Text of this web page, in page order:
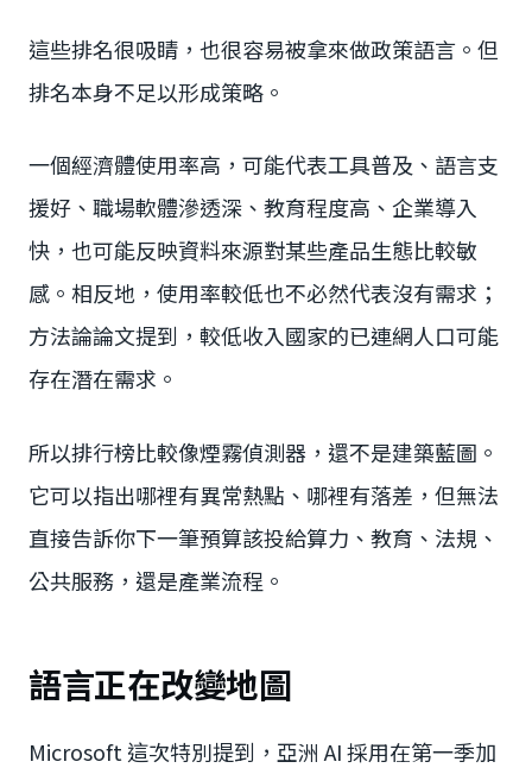
這些排名很吸睛，也很容易被拿來做政策語言。但
排名本身不足以形成策略。
一個經濟體使用率高，可能代表工具普及、語言支
援好、職場軟體滲透深、教育程度高、企業導入
快，也可能反映資料來源對某些產品生態比較敏
感。相反地，使用率較低也不必然代表沒有需求；
方法論論文提到，較低收入國家的已連網人口可能
存在潛在需求。
所以排行榜比較像煙霧偵測器，還不是建築藍圖。
它可以指出哪裡有異常熱點、哪裡有落差，但無法
直接告訴你下一筆預算該投給算力、教育、法規、
公共服務，還是產業流程。
語言正在改變地圖
Microsoft 這次特別提到，亞洲 AI 採用在第一季加